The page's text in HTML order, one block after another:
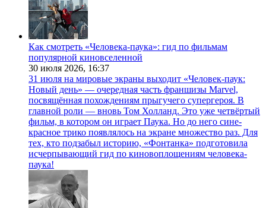
Как смотреть «Человека-паука»: гид по фильмам
популярной киновселенной
30 июля 2026, 16:37
31 июля на мировые экраны выходит «Человек-паук:
Новый день» — очередная часть франшизы Marvel,
посвящённая похождениям прыгучего супергероя. В
главной роли — вновь Том Холланд. Это уже четвёртый
фильм, в котором он играет Паука. Но до него сине-
красное трико появлялось на экране множество раз. Для
тех, кто подзабыл историю, «Фонтанка» подготовила
исчерпывающий гид по киновоплощениям человека-
паука!